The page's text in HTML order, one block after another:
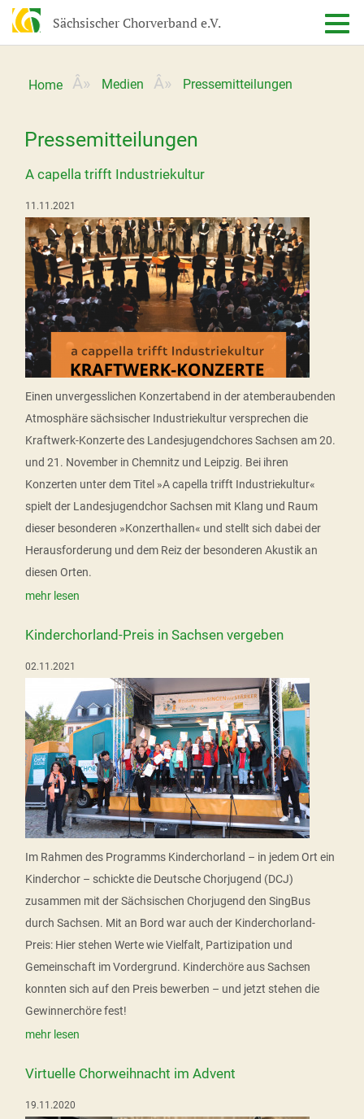
Sächsischer Chorverband e.V.
Home Medien Pressemitteilungen
Pressemitteilungen
A capella trifft Industriekultur
11.11.2021
Einen unvergesslichen Konzertabend in der atemberaubenden
Atmosphäre sächsischer Industriekultur versprechen die
Kraftwerk-Konzerte des Landesjugendchores Sachsen am 20.
und 21. November in Chemnitz und Leipzig. Bei ihren
Konzerten unter dem Titel »A capella trifft Industriekultur«
spielt der Landesjugendchor Sachsen mit Klang und Raum
dieser besonderen »Konzerthallen« und stellt sich dabei der
Herausforderung und dem Reiz der besonderen Akustik an
diesen Orten.
mehr lesen
Kinderchorland-Preis in Sachsen vergeben
02.11.2021
Im Rahmen des Programms Kinderchorland – in jedem Ort ein
Kinderchor – schickte die Deutsche Chorjugend (DCJ)
zusammen mit der Sächsischen Chorjugend den SingBus
durch Sachsen. Mit an Bord war auch der Kinderchorland-
Preis: Hier stehen Werte wie Vielfalt, Partizipation und
Gemeinschaft im Vordergrund. Kinderchöre aus Sachsen
konnten sich auf den Preis bewerben – und jetzt stehen die
Gewinnerchöre fest!
mehr lesen
Virtuelle Chorweihnacht im Advent
19.11.2020